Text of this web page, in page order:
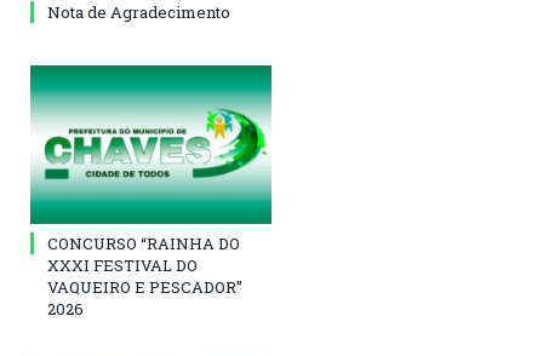
Nota de Agradecimento
CONCURSO “RAINHA DO
XXXI FESTIVAL DO
VAQUEIRO E PESCADOR”
2026